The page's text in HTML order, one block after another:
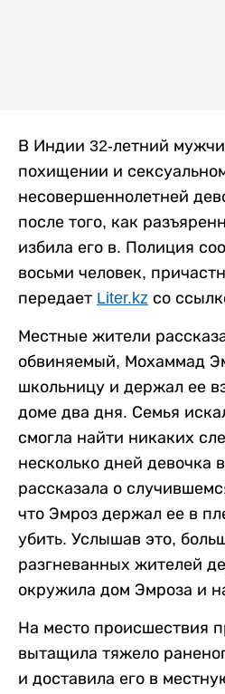
В Индии 32-летний
похищении и
несовершеннолетней
после того, как
избила его в. Полиция
восьми человек,
передает Liter.kz со
Местные жители
обвиняемый, Мохаммад
школьницу и держал ее
доме два дня. Семья
смогла найти никаких
несколько дней девочка
рассказала о
что Эмроз держал ее в
убить. Услышав это,
разгневанных жителей
окружила дом Эмроза и
На место происшествия
вытащила тяжело
и доставила его в